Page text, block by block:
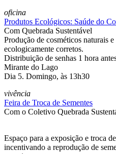
oficina
Produtos Ecológicos: Saúde do
Com Quebrada Sustentável
Produção de cosméticos naturais
ecologicamente corretos.
Distribuição de senhas 1 hora
Mirante do Lago
Dia 5. Domingo, às 13h30
vivência
Feira de Troca de Sementes
Com o Coletivo Quebrada
Espaço para a exposição e troca
incentivando a reprodução de